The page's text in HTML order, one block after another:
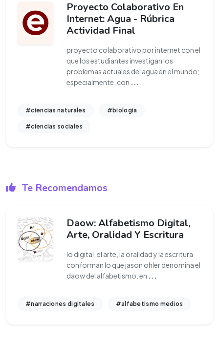
Proyecto Colaborativo En
Internet: Agua - Rúbrica
Actividad Final
proyecto colaborativo por internet con el
que los estudiantes investigan los
problemas actuales del agua en el mundo;
especialmente, con ...
#ciencias naturales #biologia
#ciencias sociales
Te Recomendamos
Daow: Alfabetismo Digital,
Arte, Oralidad Y Escritura
lo digital, el arte, la oralidad y la escritura
conforman lo que jason ohler denomina el
daow del alfabetismo. en ...
#narraciones digitales #alfabetismo medios